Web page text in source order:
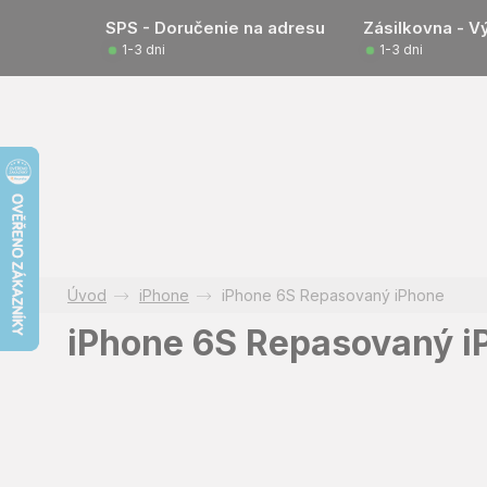
SPS - Doručenie na adresu Zásilkovna -
1-3 dni 1-3 dni
iPhone iPhone 6S Repasovaný iPhone
iPhone 6S Repasovaný